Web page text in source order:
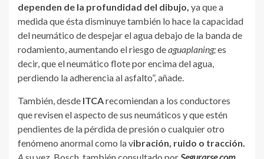
dependen de la profundidad del dibujo, ya que a
medida que ésta disminuye también lo hace la capacidad
del neumático de despejar el agua debajo de la banda de
rodamiento, aumentando el riesgo deaguaplaning;es
decir, que el neumático flote por encima del agua,
perdiendo la adherencia al asfalto”, añade.
También, desde ITCArecomiendan a los conductores
que revisen el aspecto de sus neumáticos y que estén
pendientes de la pérdida de presión o cualquier otro
fenómeno anormal como la vibración, ruido o tracción.
A su vez, Bosch, también consultado porSegurarse.com,